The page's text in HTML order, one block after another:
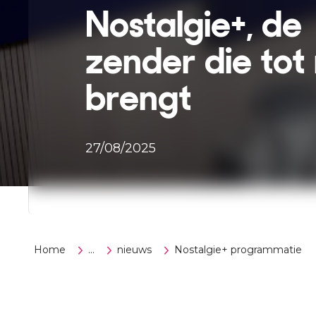
Nostalgie+, de
zender die tot
brengt
27/08/2025
Home ... nieuws Nostalgie+ programmatie